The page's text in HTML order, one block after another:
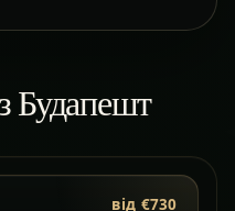
Будапешт
від €730